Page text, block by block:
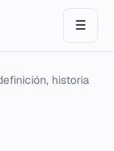
☰
historia